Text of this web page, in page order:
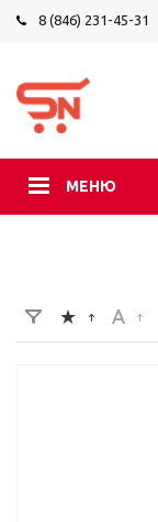
8 (846) 231-45-31
МЕНЮ